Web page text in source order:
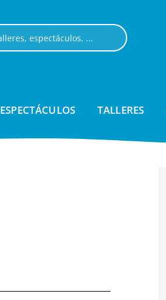
ESPECTÁCULOS TALLERES